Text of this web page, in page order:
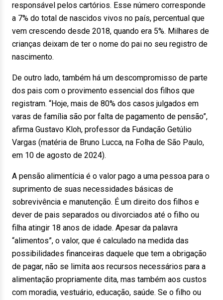
responsável pelos cartórios. Esse número corresponde
a 7% do total de nascidos vivos no país, percentual que
vem crescendo desde 2018, quando era 5%. Milhares de
crianças deixam de ter o nome do pai no seu registro de
nascimento.
De outro lado, também há um descompromisso de parte
dos pais com o provimento essencial dos filhos que
registram. “Hoje, mais de 80% dos casos julgados em
varas de família são por falta de pagamento de pensão”,
afirma Gustavo Kloh, professor da Fundação Getúlio
Vargas (matéria de Bruno Lucca, na Folha de São Paulo,
em 10 de agosto de 2024).
A pensão alimentícia é o valor pago a uma pessoa para o
suprimento de suas necessidades básicas de
sobrevivência e manutenção. É um direito dos filhos e
dever de pais separados ou divorciados até o filho ou
filha atingir 18 anos de idade. Apesar da palavra
“alimentos”, o valor, que é calculado na medida das
possibilidades financeiras daquele que tem a obrigação
de pagar, não se limita aos recursos necessários para a
alimentação propriamente dita, mas também aos custos
com moradia, vestuário, educação, saúde. Se o filho ou